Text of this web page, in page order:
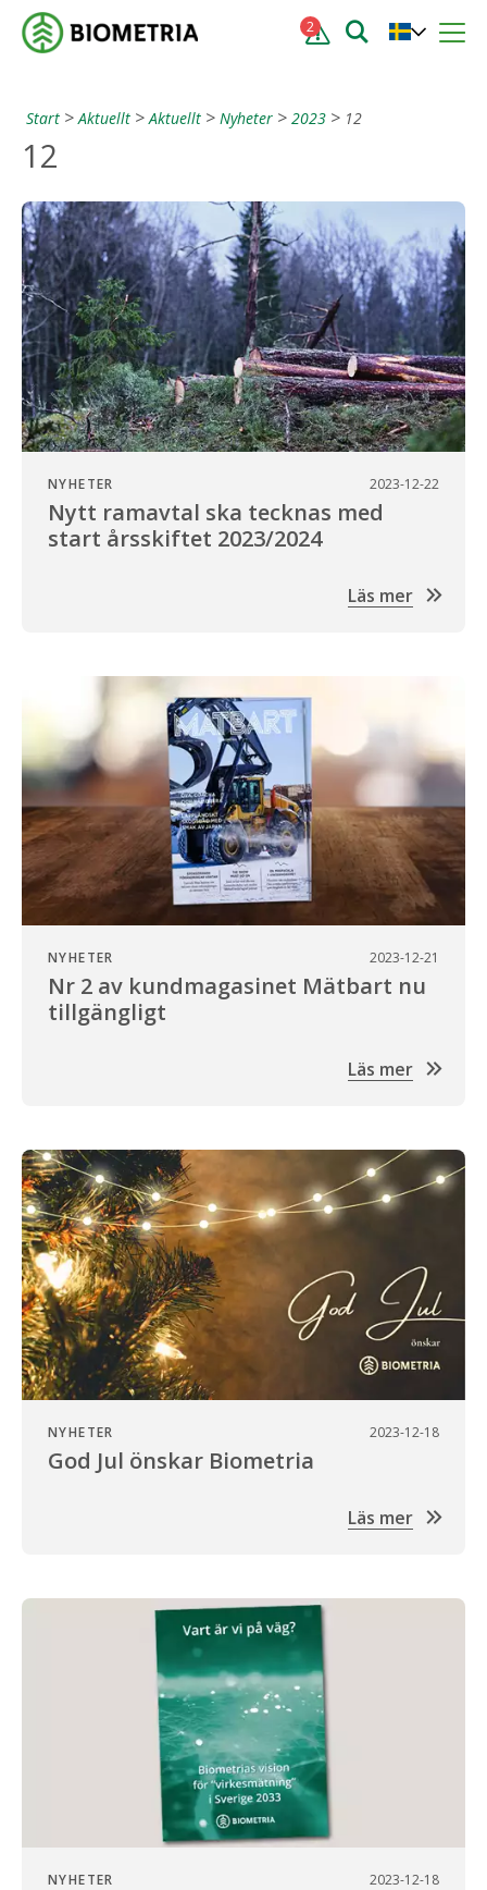
2
Start Aktuellt Aktuellt Nyheter 2023 12
12
NYHETER 2023-12-22
Nytt ramavtal ska tecknas med
start årsskiftet 2023/2024
Läs mer
NYHETER 2023-12-21
Nr 2 av kundmagasinet Mätbart nu
tillgängligt
Läs mer
NYHETER 2023-12-18
God Jul önskar Biometria
Läs mer
NYHETER 2023-12-18